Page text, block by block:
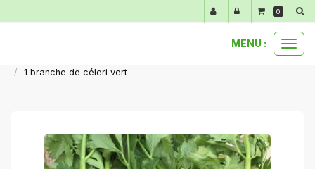
MENU :
1 branche de céleri vert
0